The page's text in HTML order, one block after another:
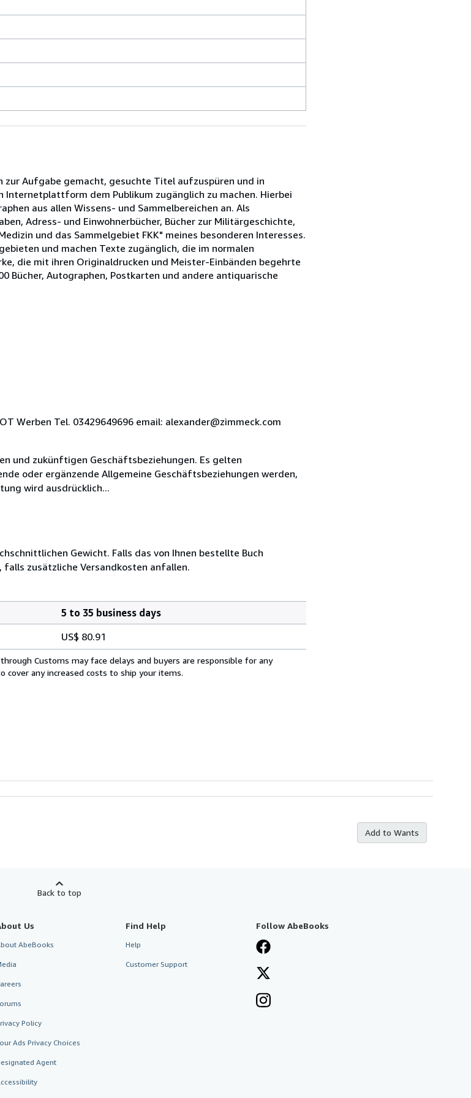
zur Aufgabe gemacht, gesuchte Titel aufzuspüren und in
dem Publikum zugänglich zu machen. Hierbei
aus allen Wissens- und Sammelbereichen an. Als
Adress- und Einwohnerbücher, Bücher zur Militärgeschichte,
und das Sammelgebiet FKK" meines besonderen Interesses.
und machen Texte zugänglich, die im normalen
die mit ihren Originaldrucken und Meister-Einbänden begehrte
Bücher, Autographen, Postkarten und andere antiquarische
Werben Tel. 03429649696 email: alexander@zimmeck.com
und zukünftigen Geschäftsbeziehungen. Es gelten
oder ergänzende Allgemeine Geschäftsbeziehungen werden,
wird ausdrücklich...
Gewicht. Falls das von Ihnen bestellte Buch
zusätzliche Versandkosten anfallen.
5 to 35 business days
US$ 80.91
Customs may face delays and buyers are responsible for any
cover any increased costs to ship your items.
Add to Wants
Back to top
Us
AbeBooks
Policy
Ads Privacy Choices
Agent
Find Help
Help
Customer Support
Follow AbeBooks